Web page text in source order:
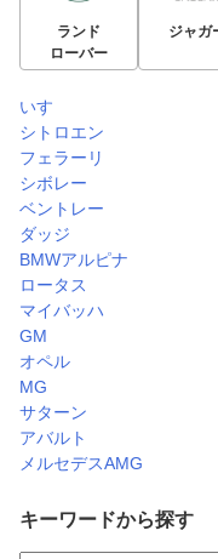
ランド
ローバー
ジャガ
いすゞ
シトロエン
フェラーリ
シボレー
ベントレー
ダッジ
BMWアルピナ
ロータス
マイバッハ
GM
オペル
MG
サターン
アバルト
メルセデスAMG
キーワードから探す